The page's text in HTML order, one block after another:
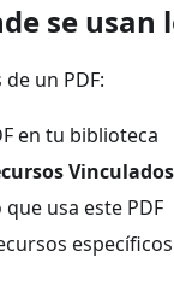
se usan
un PDF:
en tu biblioteca
Vinculados
usa este PDF